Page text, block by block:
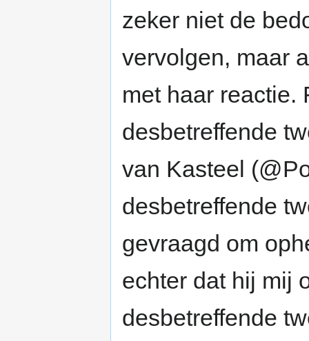
zeker niet de
vervolgen, maar
met haar reactie.
desbetreffende
van Kasteel
desbetreffende
gevraagd om
echter dat hij mij
desbetreffende